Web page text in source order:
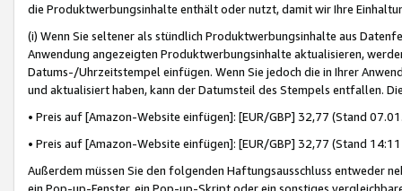
die Produktwerbungsinhalte enthält oder nutzt, damit wir Ihre
(i) Wenn Sie seltener als stündlich Produktwerbungsinhalte aus
Anwendung angezeigten Produktwerbungsinhalte aktualisieren,
Datums-/Uhrzeitstempel einfügen. Wenn Sie jedoch die in Ihrer
und aktualisiert haben, kann der Datumsteil des Stempels entfallen.
• Preis auf [Amazon-Website einfügen]: [EUR/GBP] 32,77 (Stand
• Preis auf [Amazon-Website einfügen]: [EUR/GBP] 32,77 (Stand
Außerdem müssen Sie den folgenden Haftungsausschluss entweder
ein Pop-up-Fenster, ein Pop-up-Skript oder ein sonstiges